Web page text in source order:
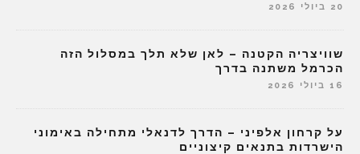
20 ביולי 2026
שוויצריה הקטנה – לאן שלא תלך במסלול הזה
הכרמל משתנה בדרך
16 ביולי 2026
על קרחון אלפיני – הדרך לדנאלי מתחילה באימוני
הישרדות בתנאים קיצוניים